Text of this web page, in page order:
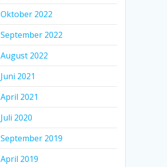
Oktober 2022
September 2022
August 2022
Juni 2021
April 2021
Juli 2020
September 2019
April 2019